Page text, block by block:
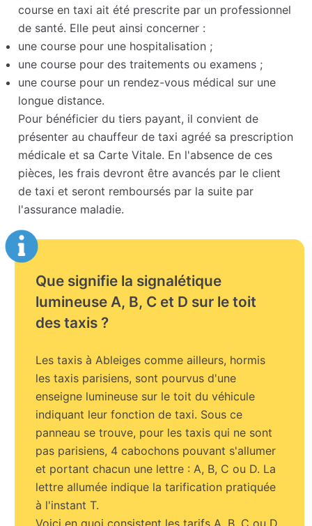
course en taxi ait été prescrite par un professionnel
de santé. Elle peut ainsi concerner :
une course pour une hospitalisation ;
une course pour des traitements ou examens ;
une course pour un rendez-vous médical sur une
longue distance.
Pour bénéficier du tiers payant, il convient de
présenter au chauffeur de taxi agréé sa prescription
médicale et sa Carte Vitale. En l'absence de ces
pièces, les frais devront être avancés par le client
de taxi et seront remboursés par la suite par
l'assurance maladie.
Que signifie la signalétique
lumineuse A, B, C et D sur le toit
des taxis ?
Les taxis à Ableiges comme ailleurs, hormis
les taxis parisiens, sont pourvus d'une
enseigne lumineuse sur le toit du véhicule
indiquant leur fonction de taxi. Sous ce
panneau se trouve, pour les taxis qui ne sont
pas parisiens, 4 cabochons pouvant s'allumer
et portant chacun une lettre : A, B, C ou D. La
lettre allumée indique la tarification pratiquée
à l'instant T.